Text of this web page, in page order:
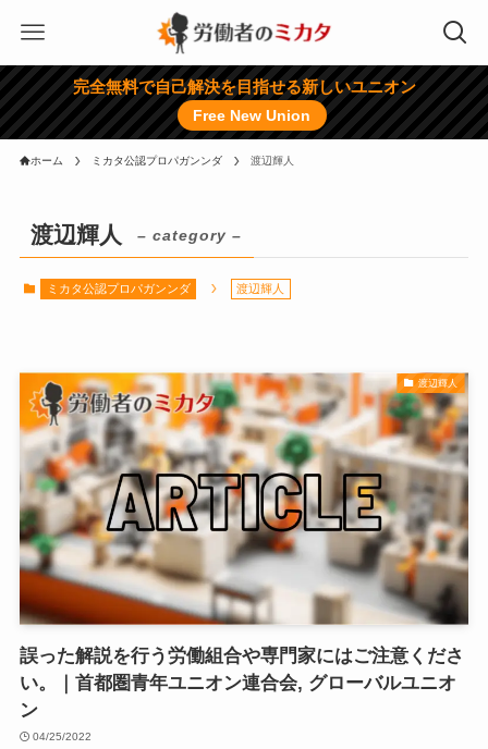
完全無料で自己解決を目指せる新しいユニオン
Free New Union
ホーム ミカタ公認プロパガンンダ 渡辺輝人
渡辺輝人 – category –
ミカタ公認プロパガンンダ 渡辺輝人
渡辺輝人
誤った解説を行う労働組合や専門家にはご注意くださ
い。｜首都圏青年ユニオン連合会, グローバルユニオ
ン
04/25/2022